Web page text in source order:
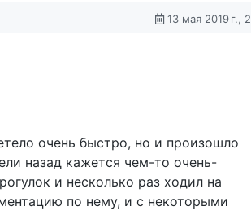
13 мая 2019 г.,
очень быстро, но и произошло
назад кажется чем-то очень-
и несколько раз ходил на
по нему, и с некоторыми